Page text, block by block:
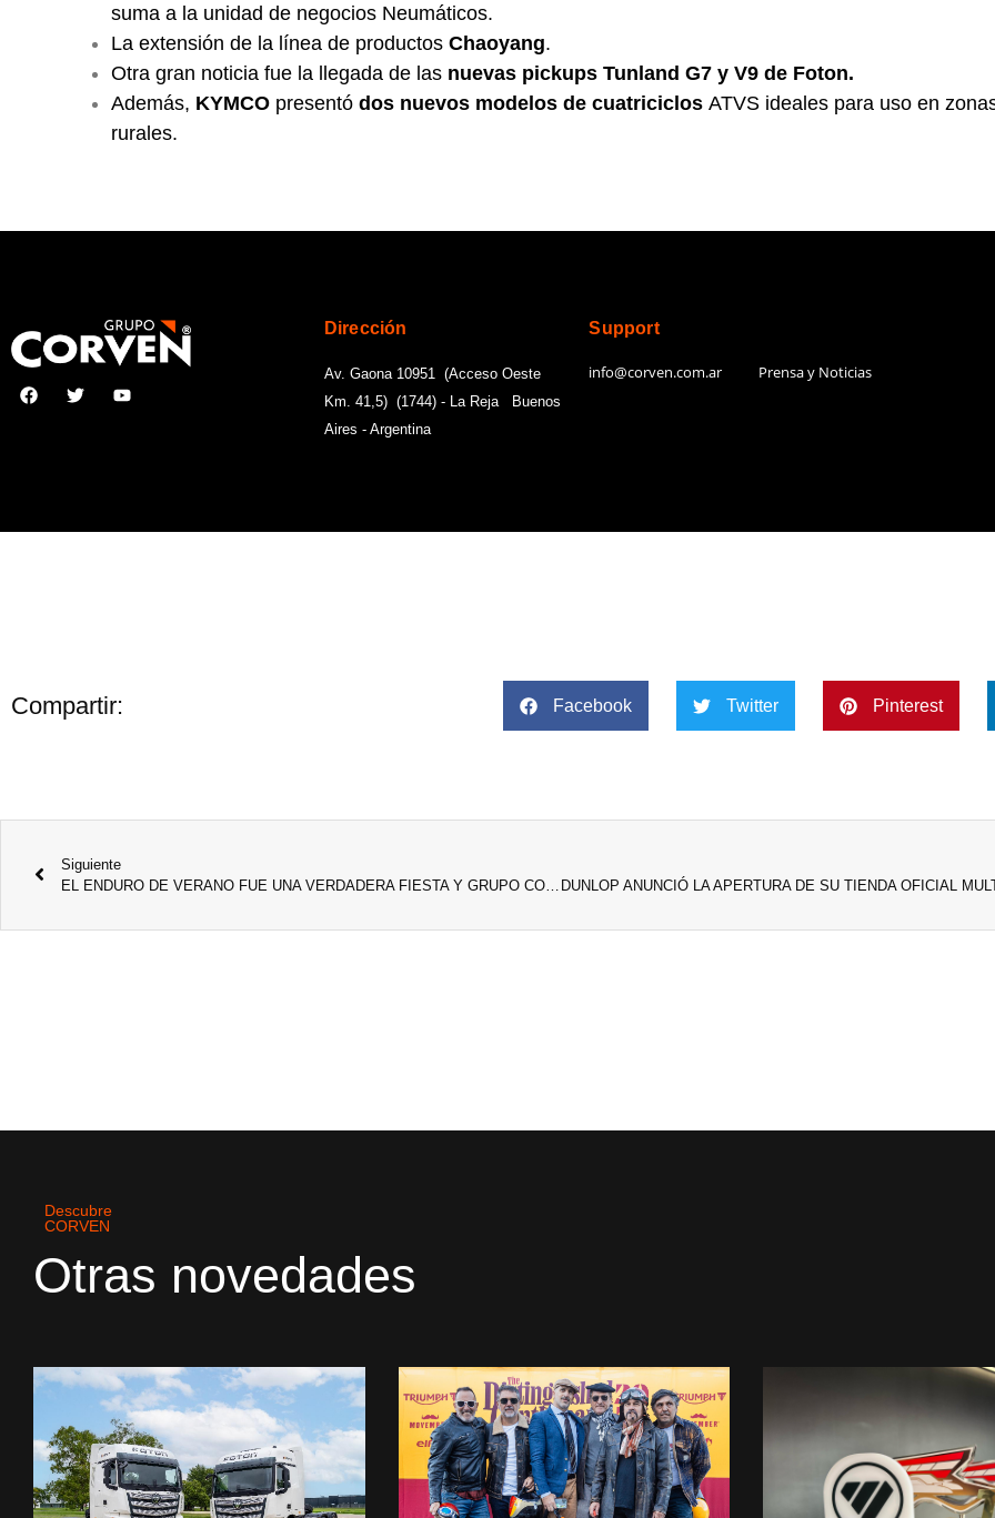
suma a la unidad de negocios Neumáticos.
La extensión de la línea de productos Chaoyang.
Otra gran noticia fue la llegada de las nuevas pickups Tunland G7 y V9 de Foton.
Además, KYMCO presentó dos nuevos modelos de cuatriciclos ATVS ideales para uso en
rurales.
Dirección
Av. Gaona 10951 (Acceso Oeste
Km. 41,5) (1744) - La Reja Buenos
Aires - Argentina
Support
info@corven.com.ar Prensa y Noticias
Compartir: Facebook Twitter Pinterest
Siguiente
EL ENDURO DE VERANO FUE UNA VERDADERA FIESTA Y GRUPO CORVEN LO CELEBRÓ A LO GRANDE
Descubre
CORVEN
Otras novedades